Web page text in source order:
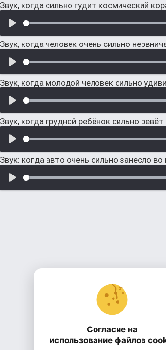
Звук, когда сильно гудит космический
Звук, когда человек очень сильно
Звук, когда молодой человек сильно
Звук, когда грудной ребёнок сильно ревёт
Звук: когда авто очень сильно занесло
Согласие на
использование файлов